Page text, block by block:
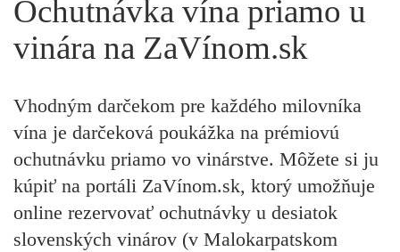
Ochutnávka vína priamo u
vinára na ZaVínom.sk
Vhodným darčekom pre každého milovníka
vína je darčeková poukážka na prémiovú
ochutnávku priamo vo vinárstve. Môžete si ju
kúpiť na portáli ZaVínom.sk, ktorý umožňuje
online rezervovať ochutnávky u desiatok
slovenských vinárov (v Malokarpatskom